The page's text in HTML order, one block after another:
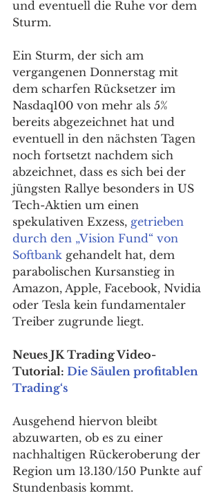
und eventuell die Ruhe vor dem
Sturm.
Ein Sturm, der sich am
vergangenen Donnerstag mit
dem scharfen Rücksetzer im
Nasdaq100 von mehr als 5%
bereits abgezeichnet hat und
eventuell in den nächsten Tagen
noch fortsetzt nachdem sich
abzeichnet, dass es sich bei der
jüngsten Rallye besonders in US
Tech-Aktien um einen
spekulativen Exzess, getrieben
durch den „Vision Fund“ von
Softbank gehandelt hat, dem
parabolischen Kursanstieg in
Amazon, Apple, Facebook, Nvidia
oder Tesla kein fundamentaler
Treiber zugrunde liegt.
Neues JK Trading Video-
Tutorial: Die Säulen profitablen
Trading‘s
Ausgehend hiervon bleibt
abzuwarten, ob es zu einer
nachhaltigen Rückeroberung der
Region um 13.130/150 Punkte auf
Stundenbasis kommt.